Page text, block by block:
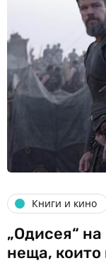
Книги и кино
„Одисея“
неща,